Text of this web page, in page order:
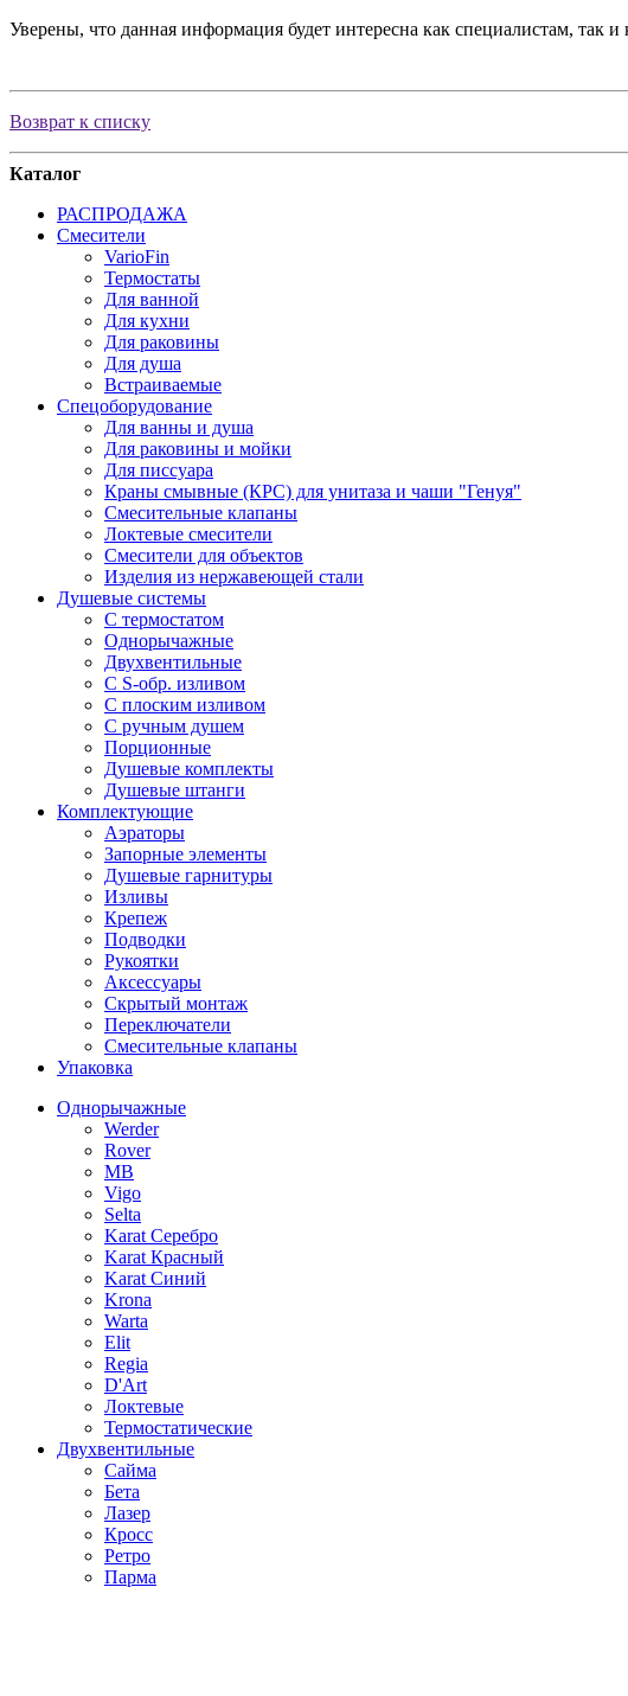
Уверены, что данная информация будет интересна как специалистам, так
Возврат к списку
Каталог
РАСПРОДАЖА
Смесители
VarioFin
Термостаты
Для ванной
Для кухни
Для раковины
Для душа
Встраиваемые
Спецоборудование
Для ванны и душа
Для раковины и мойки
Для писсуара
Краны смывные (КРС) для унитаза и чаши "Генуя"
Смесительные клапаны
Локтевые смесители
Смесители для объектов
Изделия из нержавеющей стали
Душевые системы
С термостатом
Однорычажные
Двухвентильные
С S-обр. изливом
С плоским изливом
С ручным душем
Порционные
Душевые комплекты
Душевые штанги
Комплектующие
Аэраторы
Запорные элементы
Душевые гарнитуры
Изливы
Крепеж
Подводки
Рукоятки
Аксессуары
Скрытый монтаж
Переключатели
Смесительные клапаны
Упаковка
Однорычажные
Werder
Rover
MB
Vigo
Selta
Karat Серебро
Karat Красный
Karat Синий
Krona
Warta
Elit
Regia
D'Art
Локтевые
Термостатические
Двухвентильные
Сайма
Бета
Лазер
Кросс
Ретро
Парма